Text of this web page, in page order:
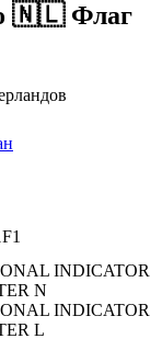
🇳🇱 Флаг
INDICATOR
N
INDICATOR
L